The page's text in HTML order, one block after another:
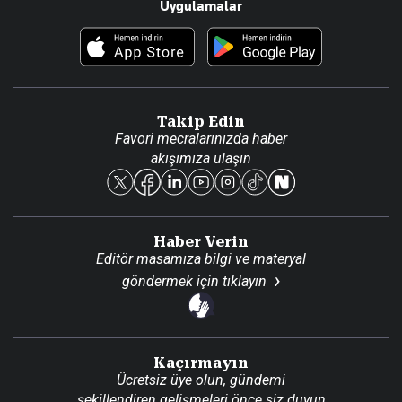
Foto Haber
Künye
Reklam Ver
Uygulamalar
Takip Edin
Favori mecralarınızda haber
akışımıza ulaşın
Haber Verin
Editör masamıza bilgi ve materyal
göndermek için tıklayın
Kaçırmayın
Ücretsiz üye olun, gündemi